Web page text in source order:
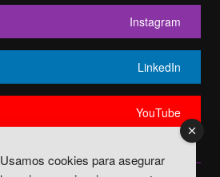
Instagram
LinkedIn
YouTube
Usamos cookies para asegurar